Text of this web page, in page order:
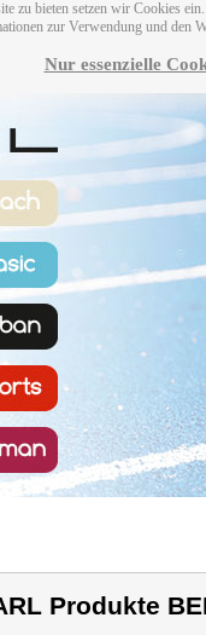
zu bieten setzen wir Cookies
zur Verwendung und den
Nur essenzielle
Produkte